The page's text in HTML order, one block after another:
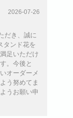
2026-07-26
だき、誠に
タンド花を
足いただけ
。今後と
オーダーメ
う努めてま
うお願い申